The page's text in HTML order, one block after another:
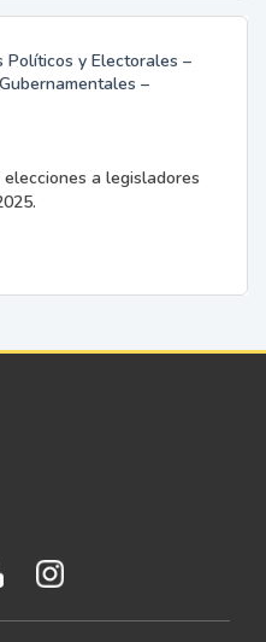
Políticos y Electorales –
–
a legisladores